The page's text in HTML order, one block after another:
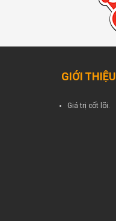
GIỚI THIỆU
Giá trị cốt lõi.